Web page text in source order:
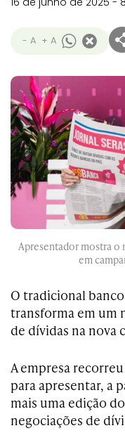
- A + A
Apresentador mostra o
em
O tradicional banco
transforma em um
de dívidas na nova
A empresa
para apresentar, a
mais uma edição
negociações de